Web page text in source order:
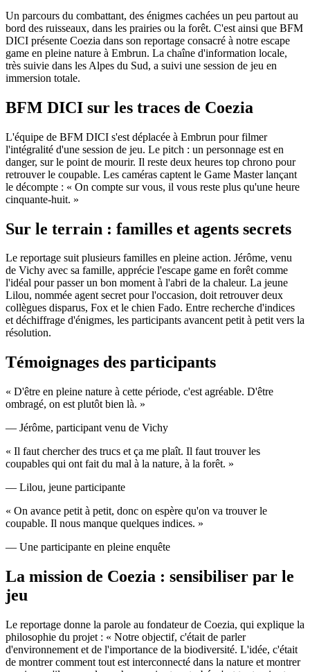
Un parcours du combattant, des énigmes cachées un peu partout au
bord des ruisseaux, dans les prairies ou la forêt. C'est ainsi que BFM
DICI présente Coezia dans son reportage consacré à notre escape
game en pleine nature à Embrun. La chaîne d'information locale,
très suivie dans les Alpes du Sud, a suivi une session de jeu en
immersion totale.
BFM DICI sur les traces de Coezia
L'équipe de BFM DICI s'est déplacée à Embrun pour filmer
l'intégralité d'une session de jeu. Le pitch : un personnage est en
danger, sur le point de mourir. Il reste deux heures top chrono pour
retrouver le coupable. Les caméras captent le Game Master lançant
le décompte : « On compte sur vous, il vous reste plus qu'une heure
cinquante-huit. »
Sur le terrain : familles et agents secrets
Le reportage suit plusieurs familles en pleine action. Jérôme, venu
de Vichy avec sa famille, apprécie l'escape game en forêt comme
l'idéal pour passer un bon moment à l'abri de la chaleur. La jeune
Lilou, nommée agent secret pour l'occasion, doit retrouver deux
collègues disparus, Fox et le chien Fado. Entre recherche d'indices
et déchiffrage d'énigmes, les participants avancent petit à petit vers la
résolution.
Témoignages des participants
« D'être en pleine nature à cette période, c'est agréable. D'être
ombragé, on est plutôt bien là. »
— Jérôme, participant venu de Vichy
« Il faut chercher des trucs et ça me plaît. Il faut trouver les
coupables qui ont fait du mal à la nature, à la forêt. »
— Lilou, jeune participante
« On avance petit à petit, donc on espère qu'on va trouver le
coupable. Il nous manque quelques indices. »
— Une participante en pleine enquête
La mission de Coezia : sensibiliser par le
jeu
Le reportage donne la parole au fondateur de Coezia, qui explique la
philosophie du projet : « Notre objectif, c'était de parler
d'environnement et de l'importance de la biodiversité. L'idée, c'était
de montrer comment tout est interconnecté dans la nature et montrer